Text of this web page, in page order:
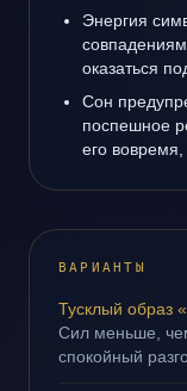
Энергия
оказаться
Сон
поспешное
его вовремя,
ВАРИАНТЫ
Тусклый образ
Сил меньше,
спокойный